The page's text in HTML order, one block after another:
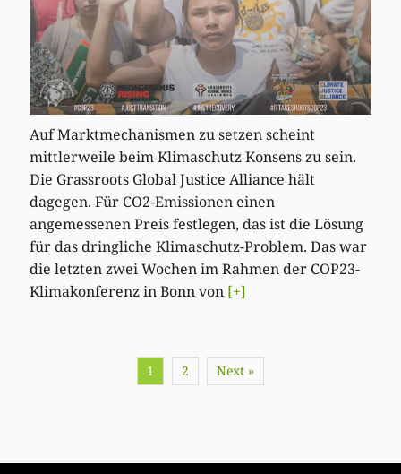
Auf Marktmechanismen zu setzen scheint
mittlerweile beim Klimaschutz Konsens zu sein.
Die Grassroots Global Justice Alliance hält
dagegen. Für CO2-Emissionen einen
angemessenen Preis festlegen, das ist die Lösung
für das dringliche Klimaschutz-Problem. Das war
die letzten zwei Wochen im Rahmen der COP23-
Klimakonferenz in Bonn von [+]
1 2 Next »